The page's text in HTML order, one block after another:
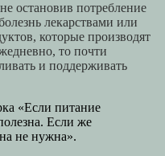
остановив потребление
лекарствами или
которые производят
то почти
и поддерживать
«Если питание
Если же
не нужна».